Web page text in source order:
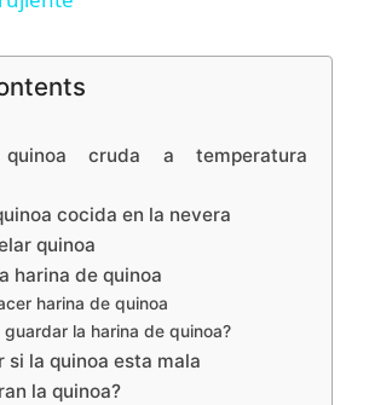
V
i
d
e
quinoa cruda a temperatura
cocida en la nevera
quinoa
harina de quinoa
harina de quinoa
guardar la harina de quinoa?
si la quinoa esta mala
la quinoa?